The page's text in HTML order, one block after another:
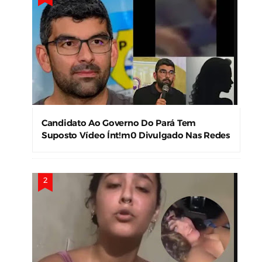
Candidato Ao Governo Do Pará Tem
Suposto Vídeo Ínt!m0 Divulgado Nas Redes